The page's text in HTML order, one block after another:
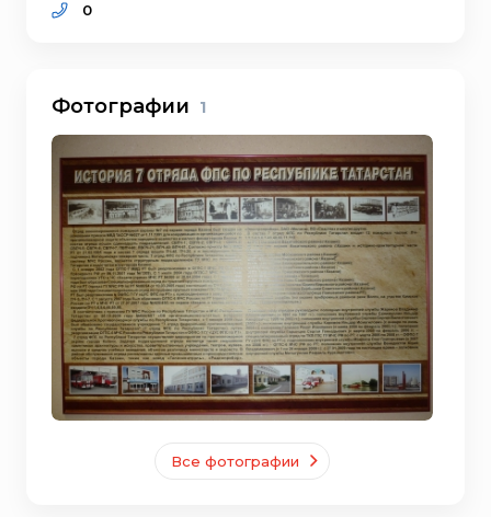
0
Фотографии 1
Все фотографии